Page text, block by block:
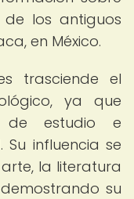
los antiguos
en México.
trasciende el
ya que
de estudio e
influencia se
la literatura
su